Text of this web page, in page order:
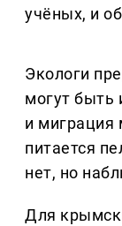
учёных, и
Экологи
могут быть
и миграция
питается
нет, но
Для